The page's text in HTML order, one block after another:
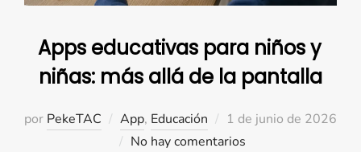
Apps educativas para niños y
niñas: más allá de la pantalla
por PekeTAC App, Educación
Publicado
el
1 de junio de 2026
No hay comentarios